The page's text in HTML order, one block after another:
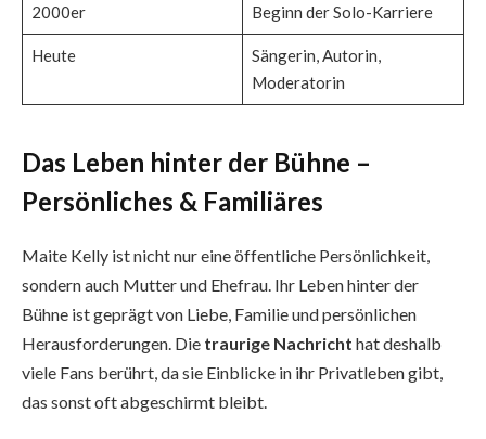
2000er Beginn der Solo-Karriere
Heute
Sängerin, Autorin,
Moderatorin
Das Leben hinter der Bühne –
Persönliches & Familiäres
Maite Kelly ist nicht nur eine öffentliche Persönlichkeit,
sondern auch Mutter und Ehefrau. Ihr Leben hinter der
Bühne ist geprägt von Liebe, Familie und persönlichen
Herausforderungen. Die traurige Nachricht hat deshalb
viele Fans berührt, da sie Einblicke in ihr Privatleben gibt,
das sonst oft abgeschirmt bleibt.